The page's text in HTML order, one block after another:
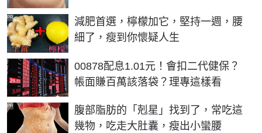
減肥首選，檸檬加它，堅持一週，腰
細了，瘦到你懷疑人生
PR
00878配息1.01元！會扣二代健保？
帳面賺百萬該落袋？理專這樣看
腹部脂肪的「剋星」找到了，常吃這
幾物，吃走大肚囊，瘦出小蠻腰
PR